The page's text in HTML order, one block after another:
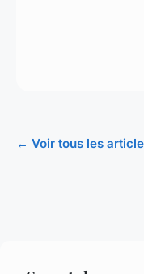
← Voir tous les